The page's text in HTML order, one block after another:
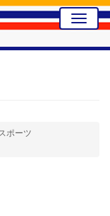
Toggle
ポーツ